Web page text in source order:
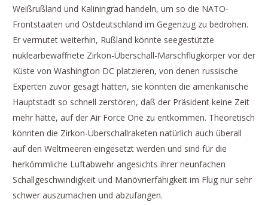
Weißrußland und Kaliningrad handeln, um so die NATO-
Frontstaaten und Ostdeutschland im Gegenzug zu bedrohen.
Er vermutet weiterhin, Rußland könnte seegestützte
nuklearbewaffnete Zirkon-Überschall-Marschflugkörper vor der
Küste von Washington DC platzieren, von denen russische
Experten zuvor gesagt hätten, sie könnten die amerikanische
Hauptstadt so schnell zerstören, daß der Präsident keine Zeit
mehr hätte, auf der Air Force One zu entkommen. Theoretisch
könnten die Zirkon-Überschallraketen natürlich auch überall
auf den Weltmeeren eingesetzt werden und sind für die
herkömmliche Luftabwehr angesichts ihrer neunfachen
Schallgeschwindigkeit und Manövrierfähigkeit im Flug nur sehr
schwer auszumachen und abzufangen.